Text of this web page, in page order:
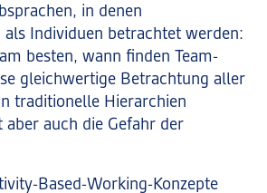
in denen
Individuen betrachtet werden:
besten, wann finden Team-
gleichwertige Betrachtung aller
traditionelle Hierarchien
auch die Gefahr der
Based-Working-Konzepte